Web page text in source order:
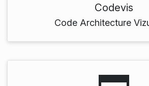
Codevis
Code Architecture